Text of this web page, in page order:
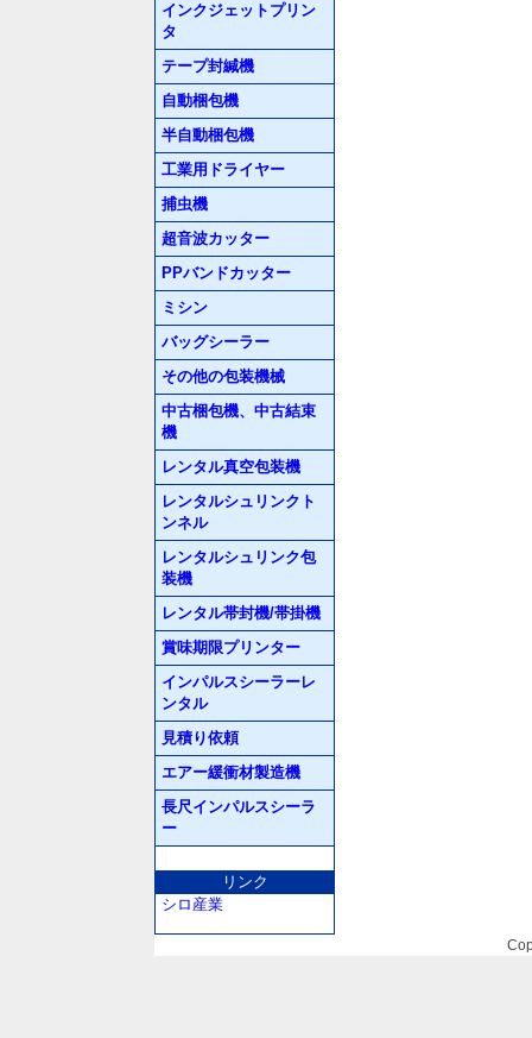
インクジェットプリン
タ
テープ封緘機
自動梱包機
半自動梱包機
工業用ドライヤー
捕虫機
超音波カッター
PPバンドカッター
ミシン
バッグシーラー
その他の包装機械
中古梱包機、中古結束
機
レンタル真空包装機
レンタルシュリンクト
ンネル
レンタルシュリンク包
装機
レンタル帯封機/帯掛機
賞味期限プリンター
インパルスシーラーレ
ンタル
見積り依頼
エアー緩衝材製造機
長尺インパルスシーラ
ー
リンク
シロ産業